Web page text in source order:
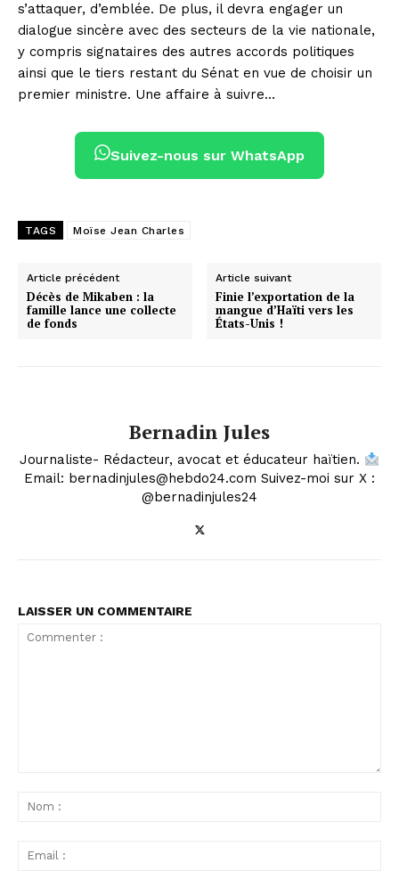
s’attaquer, d’emblée. De plus, il devra engager un
dialogue sincère avec des secteurs de la vie nationale,
y compris signataires des autres accords politiques
ainsi que le tiers restant du Sénat en vue de choisir un
premier ministre. Une affaire à suivre…
Suivez-nous sur WhatsApp
TAGS Moïse Jean Charles
Article précédent
Décès de Mikaben : la
famille lance une collecte
de fonds
Article suivant
Finie l’exportation de la
mangue d’Haïti vers les
États-Unis !
Bernadin Jules
Journaliste- Rédacteur, avocat et éducateur haïtien.
Email: bernadinjules@hebdo24.com Suivez-moi sur X :
@bernadinjules24
LAISSER UN COMMENTAIRE